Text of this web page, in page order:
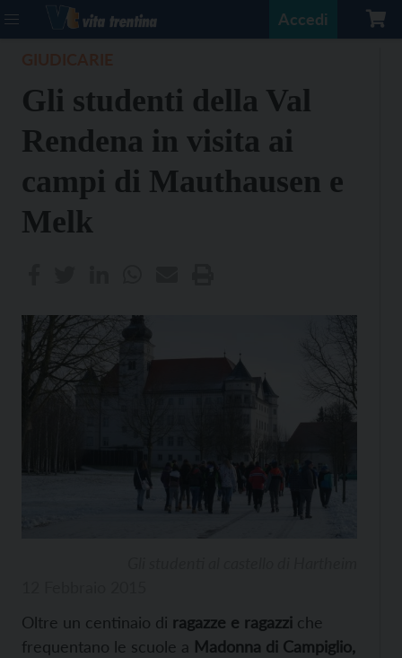
Accedi
Gli studenti della Val
Rendena in visita ai
campi di Mauthausen e
Melk
Oltre un centinaio di ragazze e ragazzi che
frequentano le scuole a Madonna di Campiglio,